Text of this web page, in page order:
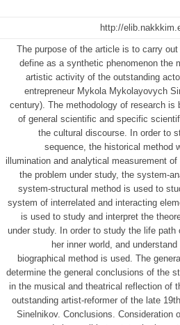
http://
The purpose of the article is to carry
define as a synthetic phenomenon the
artistic activity of the outstanding
entrepreneur Mykola Mykolayovych
century). The methodology of research is
of general scientific and specific
the cultural discourse. In order to
sequence, the historical method
illumination and analytical measurement
the problem under study, the system-
system-structural method is used to
system of interrelated and interacting
is used to study and interpret the
under study. In order to study the life
her inner world, and
biographical method is used. The
determine the general conclusions of the
in the musical and theatrical reflection of
outstanding artist-reformer of the late
Sinelnikov. Conclusions. Consideration